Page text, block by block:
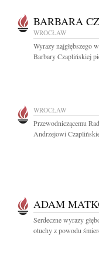
BARBARA
WROCŁAW
Wyrazy najgłębszego
Barbary Czaplińskiej
WROCŁAW
Przewodniczącemu
Andrzejowi
ADAM
Serdeczne wyrazy
otuchy z powodu